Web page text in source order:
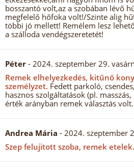
bosszantó volt,az a szobában lévő
megfelelő hőfoka volt!/Szinte alig
többi jó mellett! Remélem lesz
a szálloda vendégszeretetét!
Péter - 2024. szeptember 29.
Remek elhelyezkedés, kitűnő
személyzet. Fedett parkoló,
hasznos szolgáltatások (pl.
érték arányban remek választás volt.
Andrea Mária - 2024. szeptember
Szep felujitott szoba, remek etelek.